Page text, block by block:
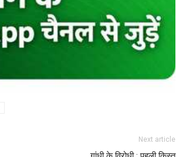
Next article